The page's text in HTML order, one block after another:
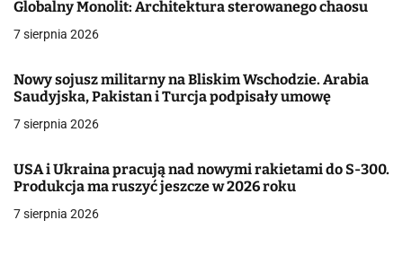
c
j
a
p
i
Globalny Monolit: Architektura sterowanego chaosu
7 sierpnia 2026
Nowy sojusz militarny na Bliskim Wschodzie. Arabia
Saudyjska, Pakistan i Turcja podpisały umowę
7 sierpnia 2026
USA i Ukraina pracują nad nowymi rakietami do S-300.
Produkcja ma ruszyć jeszcze w 2026 roku
7 sierpnia 2026